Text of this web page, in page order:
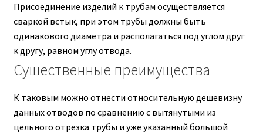
Присоединение изделий к трубам осуществляется
сваркой встык, при этом трубы должны быть
одинакового диаметра и располагаться под углом друг
к другу, равном углу отвода.
Существенные преимущества
К таковым можно отнести относительную дешевизну
данных отводов по сравнению с вытянутыми из
цельного отрезка трубы и уже указанный большой